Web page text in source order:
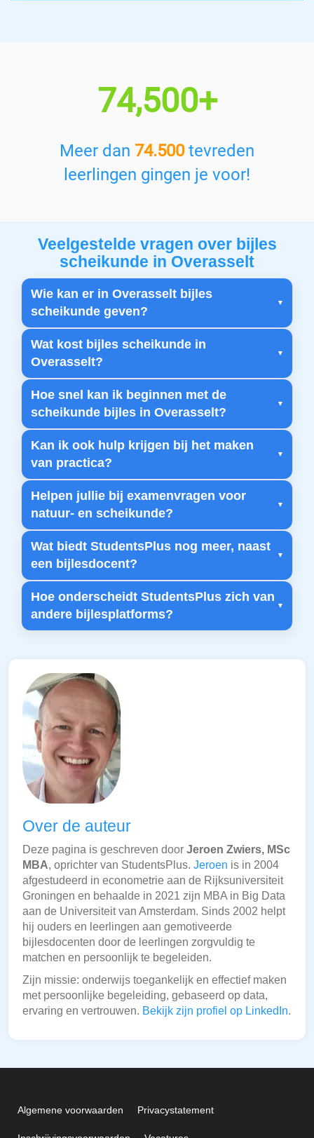
74,500+
Meer dan 74.500tevreden
leerlingen gingen je voor!
Veelgestelde vragen over bijles
scheikunde in Overasselt
Wie kan er in Overasselt bijles
scheikunde geven?
Wat kost bijles scheikunde in
Overasselt?
Hoe snel kan ik beginnen met de
scheikunde bijles in Overasselt?
Kan ik ook hulp krijgen bij het maken
van practica?
Helpen jullie bij examenvragen voor
natuur- en scheikunde?
Wat biedt StudentsPlus nog meer, naast
een bijlesdocent?
Hoe onderscheidt StudentsPlus zich van
andere bijlesplatforms?
Over de auteur
Deze pagina is geschreven door Jeroen Zwiers, MSc
MBA, oprichter van StudentsPlus. Jeroen is in 2004
afgestudeerd in econometrie aan de Rijksuniversiteit
Groningen en behaalde in 2021 zijn MBA in Big Data
aan de Universiteit van Amsterdam. Sinds 2002 helpt
hij ouders en leerlingen aan gemotiveerde
bijlesdocenten door de leerlingen zorgvuldig te
matchen en persoonlijk te begeleiden.
Zijn missie: onderwijs toegankelijk en effectief maken
met persoonlijke begeleiding, gebaseerd op data,
ervaring en vertrouwen. Bekijk zijn profiel op LinkedIn.
Algemene voorwaarden Privacystatement